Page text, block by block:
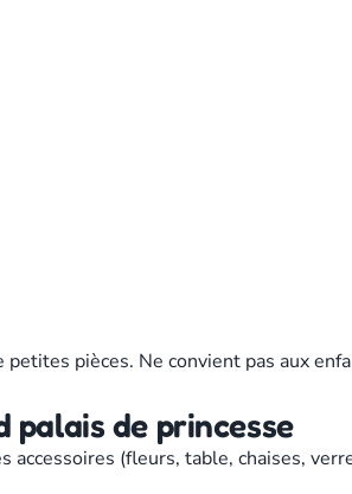
pièces. Ne convient pas aux
palais de princesse
accessoires (fleurs, table, chaises,